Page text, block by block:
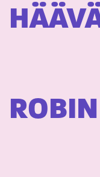
ROBIN